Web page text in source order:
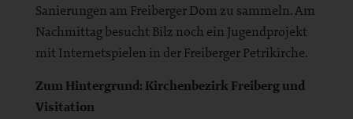
Sanierungen am Freiberger Dom zu sammeln. Am
Nachmittag besucht Bilz noch ein Jugendprojekt
mit Internetspielen in der Freiberger Petrikirche.
Zum Hintergrund: Kirchenbezirk Freiberg und
Visitation